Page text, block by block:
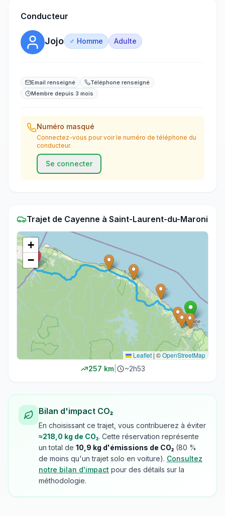
Conducteur
Jojo ♂ Homme Adulte
Email renseigné
Téléphone renseigné
Membre depuis 3 mois
Numéro masqué
Connectez-vous pour voir le numéro de téléphone du
conducteur.
Se connecter
Trajet de Cayenne à Saint-Laurent-du-Maroni
+
−
Leaflet | ©OpenStreetMap
257 km| ~2h53
Bilan d'impact CO₂
En choisissant ce trajet, vous contribuerez à éviter
≈218,0 kg de CO₂. Cette réservation représente
un total de 10,9 kg d'émissions de CO₂ (80 %
de moins qu'un trajet solo en voiture). Consultez
notre bilan d'impact pour des détails sur la
méthodologie.